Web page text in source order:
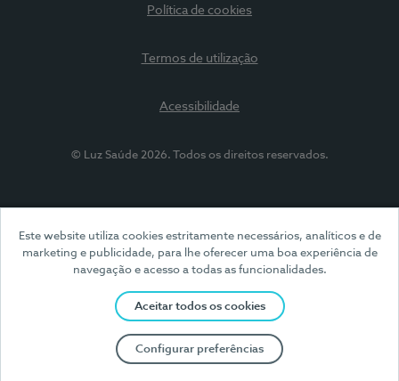
Este website utiliza cookies estritamente necessários, analíticos e de
marketing e publicidade, para lhe oferecer uma boa experiência de
navegação e acesso a todas as funcionalidades.
Aceitar todos os cookies
Configurar preferências
Política de cookies
Termos de utilização
Acessibilidade
© Luz Saúde 2026. Todos os direitos reservados.